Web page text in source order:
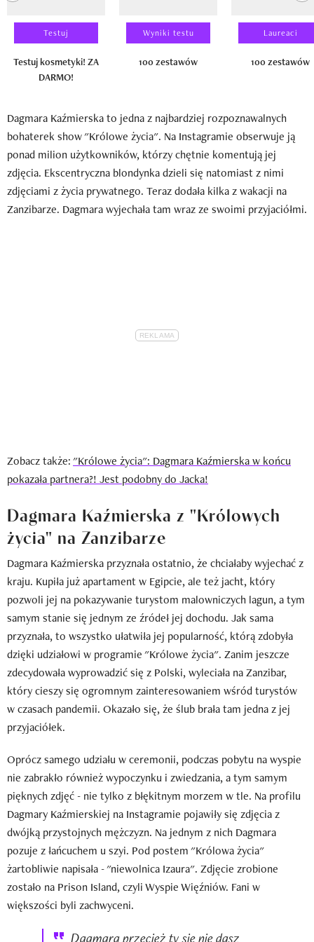
Testuj
Testuj kosmetyki! ZA
DARMO!
Wyniki testu
100 zestawów
Laureaci
100 zestawów
Dagmara Kaźmierska to jedna z najbardziej rozpoznawalnych
bohaterek show "Królowe życia". Na Instagramie obserwuje ją
ponad milion użytkowników, którzy chętnie komentują jej
zdjęcia. Ekscentryczna blondynka dzieli się natomiast z nimi
zdjęciami z życia prywatnego. Teraz dodała kilka z wakacji na
Zanzibarze. Dagmara wyjechała tam wraz ze swoimi przyjaciółmi.
Zobacz także:"Królowe życia": Dagmara Kaźmierska w końcu
pokazała partnera?! Jest podobny do Jacka!
Dagmara Kaźmierska z "Królowych
życia" na Zanzibarze
Dagmara Kaźmierska przyznała ostatnio, że chciałaby wyjechać z
kraju. Kupiła już apartament w Egipcie, ale też jacht, który
pozwoli jej na pokazywanie turystom malowniczych lagun, a tym
samym stanie się jednym ze źródeł jej dochodu. Jak sama
przyznała, to wszystko ułatwiła jej popularność, którą zdobyła
dzięki udziałowi w programie "Królowe życia". Zanim jeszcze
zdecydowała wyprowadzić się z Polski, wyleciała na Zanzibar,
który cieszy się ogromnym zainteresowaniem wśród turystów
w czasach pandemii. Okazało się, że ślub brała tam jedna z jej
przyjaciółek.
Oprócz samego udziału w ceremonii, podczas pobytu na wyspie
nie zabrakło również wypoczynku i zwiedzania, a tym samym
pięknych zdjęć - nie tylko z błękitnym morzem w tle. Na profilu
Dagmary Kaźmierskiej na Instagramie pojawiły się zdjęcia z
dwójką przystojnych mężczyzn. Na jednym z nich Dagmara
pozuje z łańcuchem u szyi. Pod postem "Królowa życia"
żartobliwie napisała - "niewolnica Izaura". Zdjęcie zrobione
zostało na Prison Island, czyli Wyspie Więźniów. Fani w
większości byli zachwyceni.
Dagmara przecież ty się nie dasz